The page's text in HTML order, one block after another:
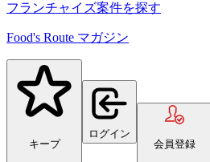
フランチャイズ案件を探す
Food's Route マガジン
キープ
ログイン
会員登録